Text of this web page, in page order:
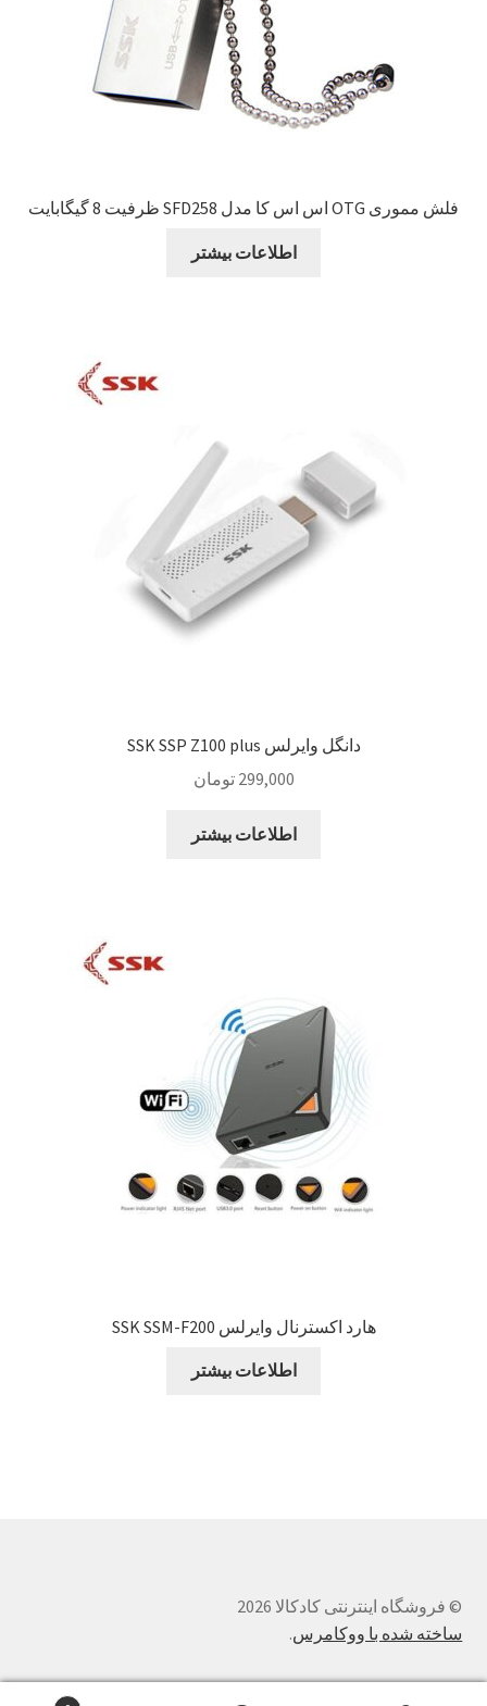
فلش مموری OTG اس اس کا مدل SFD258 ظرفیت 8 گیگابایت
اطلاعات بیشتر
دانگل وایرلس SSK SSP Z100 plus
299,000 تومان
اطلاعات بیشتر
هارد اکسترنال وایرلس SSK SSM-F200
اطلاعات بیشتر
© فروشگاه اینترنتی کادکالا 2026
ساخته شده با ووکامرس.